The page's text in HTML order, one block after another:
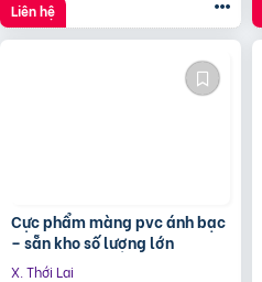
Liên hệ
Cực phẩm màng pvc ánh bạc
– sẵn kho số lượng lớn
X. Thới Lai